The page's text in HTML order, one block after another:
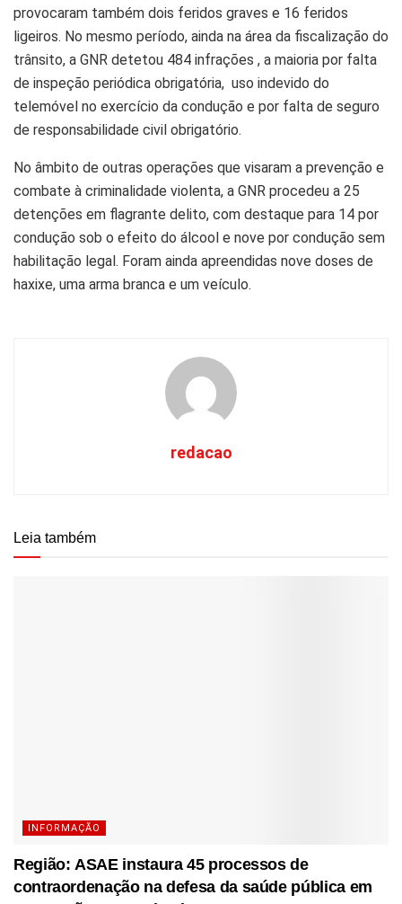
provocaram também dois feridos graves e 16 feridos
ligeiros. No mesmo período, ainda na área da fiscalização do
trânsito, a GNR detetou 484 infrações , a maioria por falta
de inspeção periódica obrigatória, uso indevido do
telemóvel no exercício da condução e por falta de seguro
de responsabilidade civil obrigatório.
No âmbito de outras operações que visaram a prevenção e
combate à criminalidade violenta, a GNR procedeu a 25
detenções em flagrante delito, com destaque para 14 por
condução sob o efeito do álcool e nove por condução sem
habilitação legal. Foram ainda apreendidas nove doses de
haxixe, uma arma branca e um veículo.
redacao
Leia também
INFORMAÇÃO
Região: ASAE instaura 45 processos de
contraordenação na defesa da saúde pública em